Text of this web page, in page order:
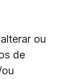
ou
de